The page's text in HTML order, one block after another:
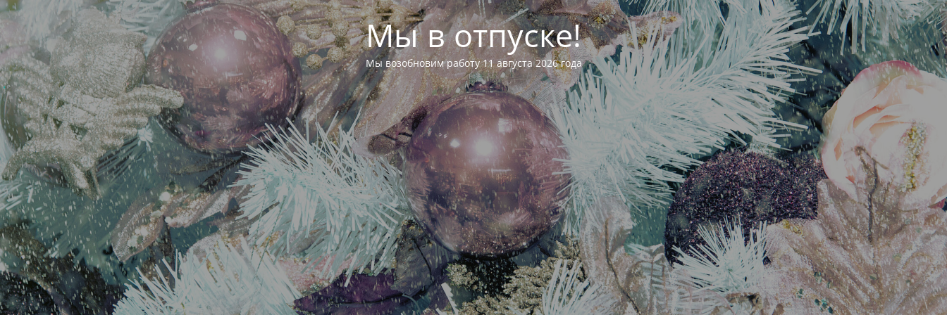
Мы в отпуске!
Мы возобновим работу 11 августа 2026 года